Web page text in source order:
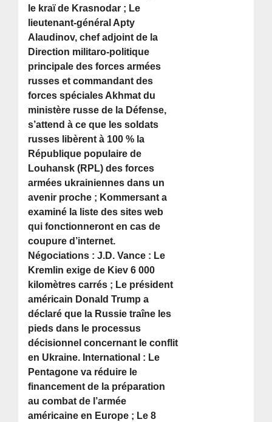
le kraï de Krasnodar ; Le
lieutenant-général Apty
Alaudinov, chef adjoint de la
Direction militaro-politique
principale des forces armées
russes et commandant des
forces spéciales Akhmat du
ministère russe de la Défense,
s’attend à ce que les soldats
russes libèrent à 100 % la
République populaire de
Louhansk (RPL) des forces
armées ukrainiennes dans un
avenir proche ; Kommersant a
examiné la liste des sites web
qui fonctionneront en cas de
coupure d’internet.
Négociations : J.D. Vance : Le
Kremlin exige de Kiev 6 000
kilomètres carrés ; Le président
américain Donald Trump a
déclaré que la Russie traîne les
pieds dans le processus
décisionnel concernant le conflit
en Ukraine. International : Le
Pentagone va réduire le
financement de la préparation
au combat de l’armée
américaine en Europe ; Le 8